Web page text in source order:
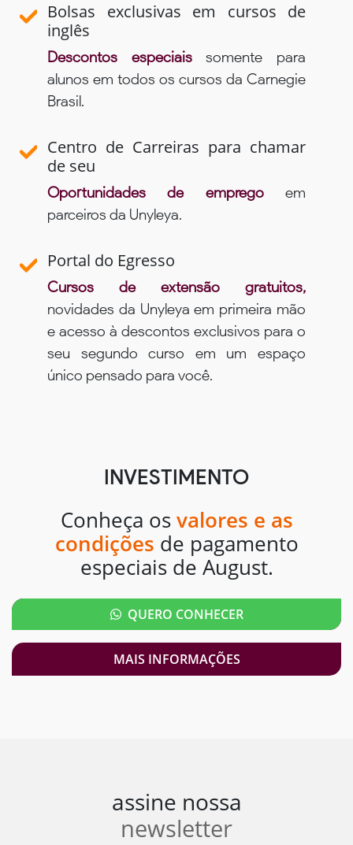
Bolsas exclusivas em cursos de
inglês
Descontos especiaissomente para
alunos em todos os cursos da Carnegie
Brasil.
Centro de Carreiras para chamar
de seu
Oportunidades de empregoem
parceiros da Unyleya.
Portal do Egresso
Cursos de extensão gratuitos,
novidades da Unyleya em primeira mão
e acesso à descontos exclusivos para o
seu segundo curso em um espaço
único pensado para você.
INVESTIMENTO
Conheça os valores e as
condições de pagamento
especiais de August.
QUERO CONHECER
MAIS INFORMAÇÕES
assine nossa
newsletter